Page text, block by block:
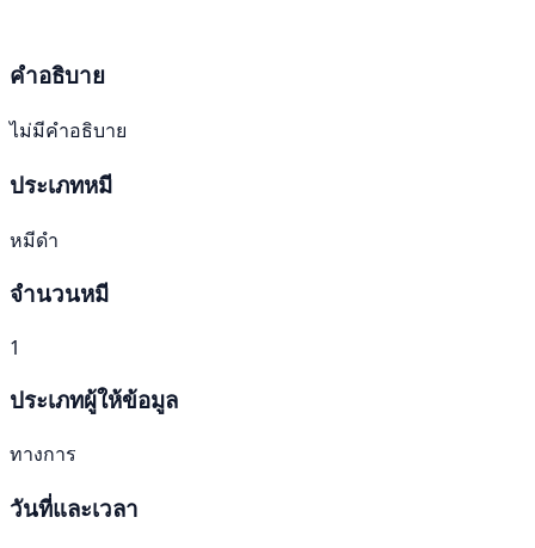
คำอธิบาย
ไม่มีคำอธิบาย
ประเภทหมี
หมีดำ
จำนวนหมี
1
ประเภทผู้ให้ข้อมูล
ทางการ
วันที่และเวลา